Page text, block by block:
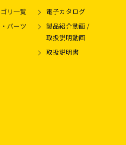
リ一覧
パーツ
電子カタログ
製品紹介動画 /
取扱説明動画
取扱説明書